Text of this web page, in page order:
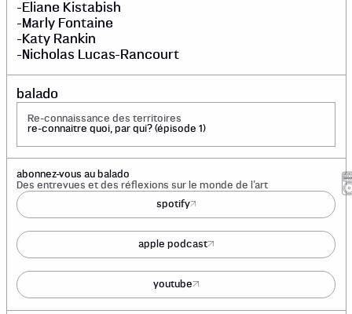
-Eliane Kistabish
-Marly Fontaine
-Katy Rankin
-Nicholas Lucas-Rancourt
balado
Re-connaissance des territoires
re-connaitre quoi, par qui? (épisode 1)
abonnez-vous au balado
Des entrevues et des réflexions sur le monde de l’art
spotify
apple podcast
youtube